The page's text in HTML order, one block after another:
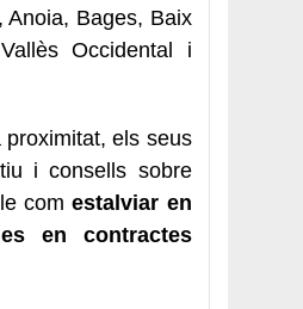
Anoia, Bages, Baix
Occidental i
els seus
i consells sobre
comestalviar en
en contractes